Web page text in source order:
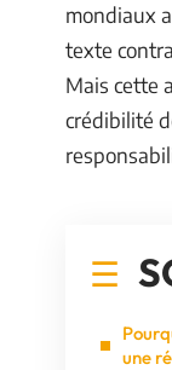
mondiaux
texte
Mais cette
crédibilité
une